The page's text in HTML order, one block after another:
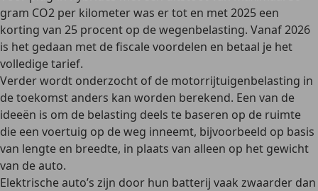
gram CO2 per kilometer was er tot en met 2025 een
korting van 25 procent op de wegenbelasting. Vanaf 2026
is het gedaan met de fiscale voordelen en betaal je het
volledige tarief.
Verder wordt onderzocht of de motorrijtuigenbelasting in
de toekomst anders kan worden berekend. Een van de
ideeën is om de belasting deels te baseren op de ruimte
die een voertuig op de weg inneemt, bijvoorbeeld op basis
van lengte en breedte, in plaats van alleen op het gewicht
van de auto.
Elektrische auto’s zijn door hun batterij vaak zwaarder dan